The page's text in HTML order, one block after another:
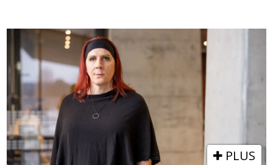
silje-
håvard
bolstad
PLUS